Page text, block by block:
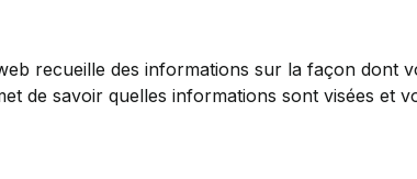
recueille des informations sur la façon dont
de savoir quelles informations sont visées et